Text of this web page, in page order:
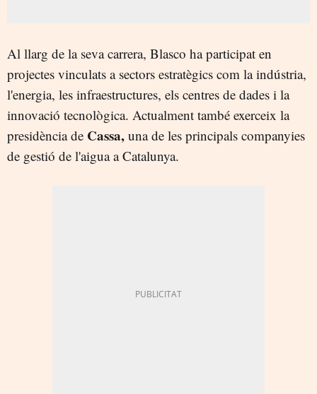
Al llarg de la seva carrera, Blasco ha participat en
projectes vinculats a sectors estratègics com la indústria,
l'energia, les infraestructures, els centres de dades i la
innovació tecnològica. Actualment també exerceix la
presidència de Cassa, una de les principals companyies
de gestió de l'aigua a Catalunya.